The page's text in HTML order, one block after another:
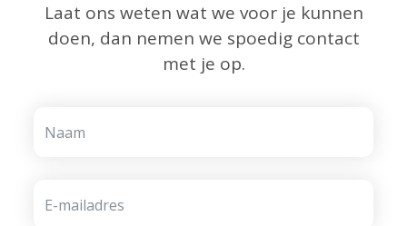
Laat ons weten wat we voor je kunnen
doen, dan nemen we spoedig contact
met je op.